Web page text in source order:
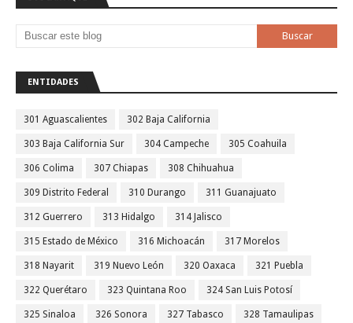
ENTIDADES
301 Aguascalientes 302 Baja California
303 Baja California Sur 304 Campeche 305 Coahuila
306 Colima 307 Chiapas 308 Chihuahua
309 Distrito Federal 310 Durango 311 Guanajuato
312 Guerrero 313 Hidalgo 314 Jalisco
315 Estado de México 316 Michoacán 317 Morelos
318 Nayarit 319 Nuevo León 320 Oaxaca 321 Puebla
322 Querétaro 323 Quintana Roo 324 San Luis Potosí
325 Sinaloa 326 Sonora 327 Tabasco 328 Tamaulipas